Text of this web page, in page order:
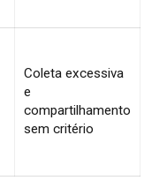
Coleta excessiva
e
compartilhamento
sem critério